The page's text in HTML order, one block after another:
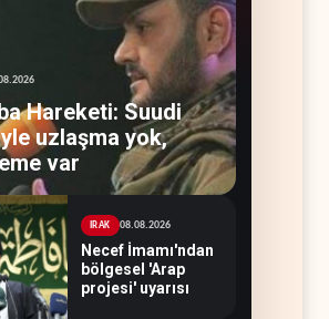
Hareketi: Suudi
uzlaşma yok,
var
IRAK 08.08.2026
Necef İmamı'ndan
bölgesel 'Arap
projesi' uyarısı